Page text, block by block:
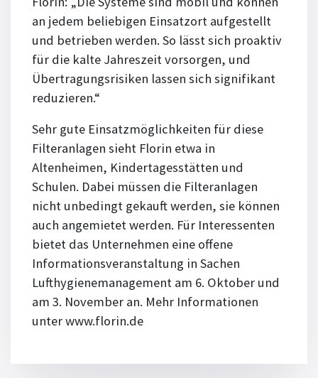
an jedem beliebigen Einsatzort aufgestellt
und betrieben werden. So lässt sich proaktiv
für die kalte Jahreszeit vorsorgen, und
Übertragungsrisiken lassen sich signifikant
reduzieren.“
Sehr gute Einsatzmöglichkeiten für diese
Filteranlagen sieht Florin etwa in
Altenheimen, Kindertagesstätten und
Schulen. Dabei müssen die Filteranlagen
nicht unbedingt gekauft werden, sie können
auch angemietet werden. Für Interessenten
bietet das Unternehmen eine offene
Informationsveranstaltung in Sachen
Lufthygienemanagement am 6. Oktober und
am 3. November an. Mehr Informationen
unter www.florin.de